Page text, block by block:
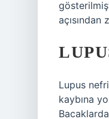
Lupus
kaybına